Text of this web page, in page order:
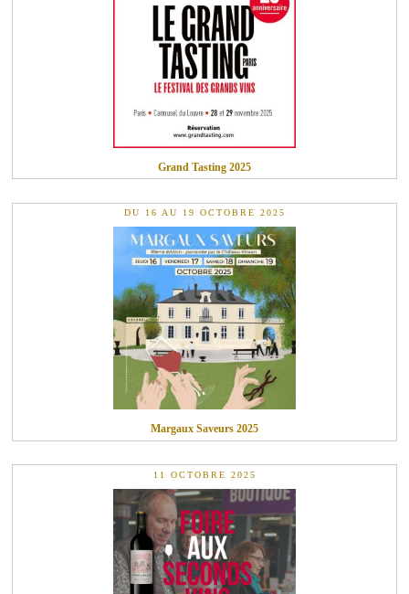
Grand Tasting 2025
DU 16 AU 19 OCTOBRE 2025
Margaux Saveurs 2025
11 OCTOBRE 2025